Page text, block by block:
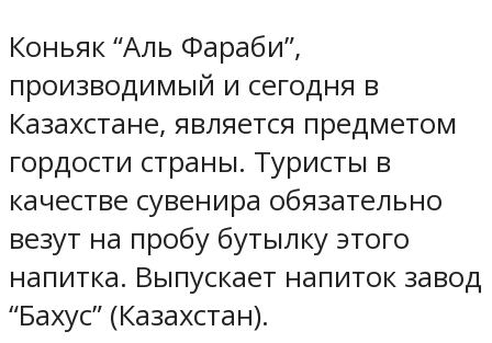
Коньяк “Аль Фараби”,
производимый и сегодня в
Казахстане, является предметом
гордости страны. Туристы в
качестве сувенира обязательно
везут на пробу бутылку этого
напитка. Выпускает напиток завод
“Бахус” (Казахстан).